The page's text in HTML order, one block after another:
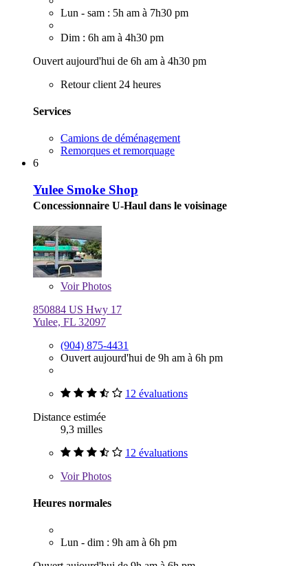
Lun - sam : 5h am à 7h30 pm
Dim : 6h am à 4h30 pm
Ouvert aujourd'hui de 6h am à 4h30 pm
Retour client 24 heures
Services
Camions de déménagement
Remorques et remorquage
6
Yulee Smoke Shop
Concessionnaire U-Haul dans le voisinage
VoirPhotos
850884 US Hwy 17
Yulee, FL 32097
(904) 875-4431
Ouvert aujourd'hui de 9h am à 6h pm
12 évaluations
Distance estimée
9,3 milles
12 évaluations
VoirPhotos
Heures normales
Lun - dim : 9h am à 6h pm